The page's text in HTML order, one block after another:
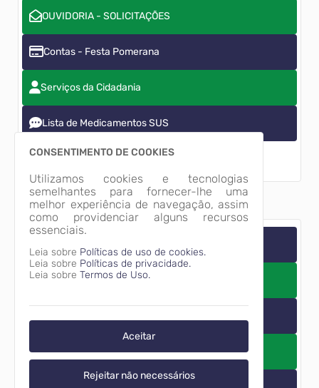
OUVIDORIA - SOLICITAÇÕES
Contas - Festa Pomerana
Serviços da Cidadania
Lista de Medicamentos SUS
PLANO MUNICIPAL DE EDUCAÇÃO
GETRAN
CONSENTIMENTO DE COOKIES
Utilizamos cookies e tecnologias
semelhantes para fornecer-lhe uma
melhor experiência de navegação, assim
como providenciar alguns recursos
essenciais.
Leia sobre Políticas de uso de cookies.
Leia sobre Políticas de privacidade.
Leia sobre Termos de Uso.
Aceitar
Rejeitar não necessários